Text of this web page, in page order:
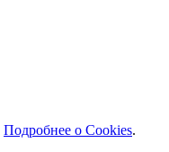
Подробнее о Cookies.